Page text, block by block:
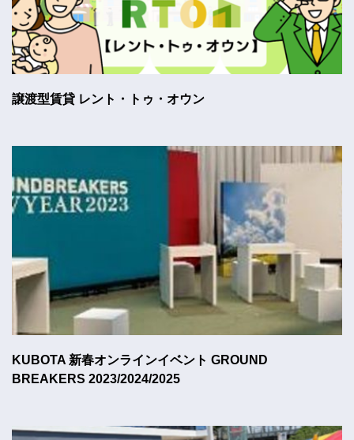
譲渡型賃貸 レント・トゥ・オウン
KUBOTA 新春オンラインイベント GROUND
BREAKERS 2023/2024/2025